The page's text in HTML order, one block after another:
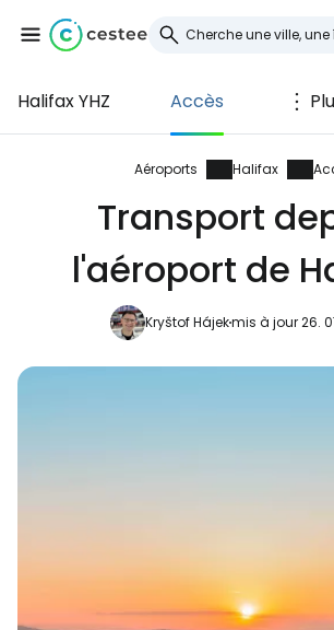
Halifax YHZ Accès
Aéroports Halifax
Transport
l'aéroport de
Kryštof Hájekmis à jour 26.
Se connecter à
Cestee
... la communauté mondiale des
Continuer avec